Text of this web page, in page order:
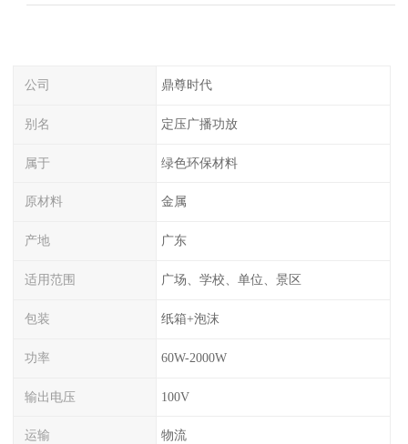
公司 鼎尊时代
别名 定压广播功放
属于 绿色环保材料
原材料 金属
产地 广东
适用范围 广场、学校、单位、景区
包装 纸箱+泡沫
功率 60W-2000W
输出电压 100V
运输 物流